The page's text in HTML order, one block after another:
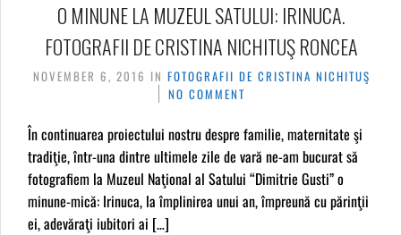
O MINUNE LA MUZEUL SATULUI: IRINUCA.
FOTOGRAFII DE CRISTINA NICHITUŞ RONCEA
NOVEMBER 6, 2016 IN FOTOGRAFII DE CRISTINA NICHITUŞ
NO COMMENT
În continuarea proiectului nostru despre familie, maternitate şi
tradiţie, într-una dintre ultimele zile de vară ne-am bucurat să
fotografiem la Muzeul Naţional al Satului “Dimitrie Gusti” o
minune-mică: Irinuca, la împlinirea unui an, împreună cu părinţii
ei, adevăraţi iubitori ai […]